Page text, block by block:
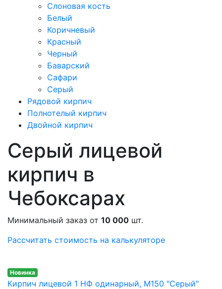
Слоновая кость
Белый
Коричневый
Красный
Черный
Баварский
Сафари
Серый
Рядовой кирпич
Полнотелый кирпич
Двойной кирпич
Серый лицевой
кирпич в
Чебоксарах
Минимальный заказ от 10 000 шт.
Рассчитать стоимость на калькуляторе
Новинка
Кирпич лицевой 1 НФ одинарный, M150 "Серый"